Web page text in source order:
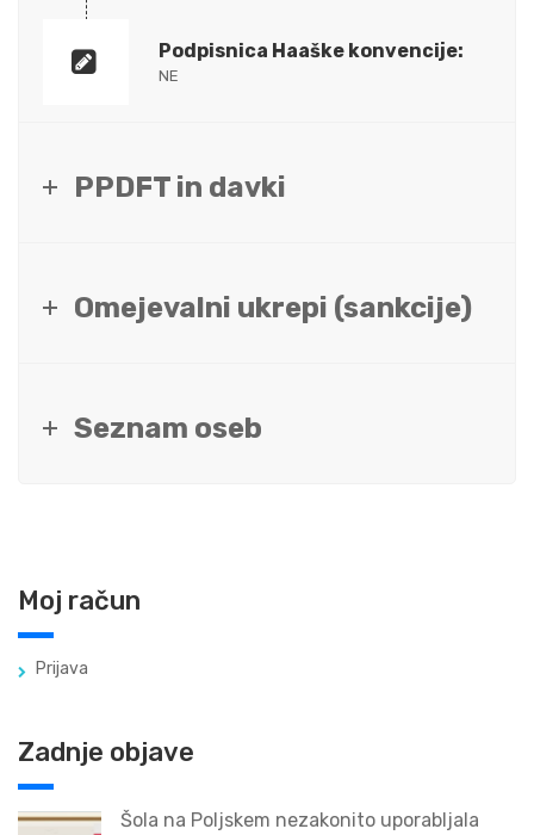
Podpisnica Haaške konvencije:
NE
PPDFT in davki
Omejevalni ukrepi (sankcije)
Seznam oseb
Moj račun
Prijava
Zadnje objave
Šola na Poljskem nezakonito uporabljala